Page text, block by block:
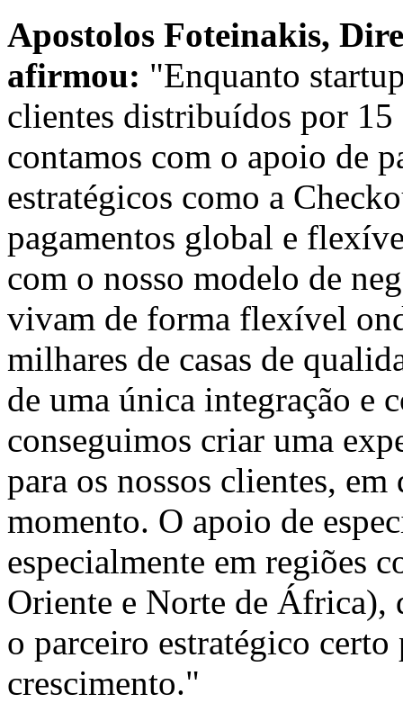
Apostolos Foteinakis,
afirmou: "Enquanto
clientes distribuídos por
contamos com o apoio de
estratégicos como a
pagamentos global e
com o nosso modelo de
vivam de forma flexível
milhares de casas de
de uma única integração e
conseguimos criar uma
para os nossos clientes,
momento. O apoio de
especialmente em regiões
Oriente e Norte de África),
o parceiro estratégico certo
crescimento."